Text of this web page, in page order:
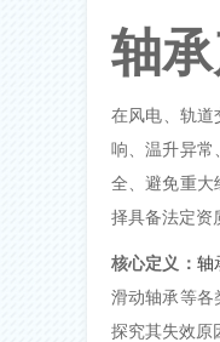
轴
在风电、轨道
响、温升异常
全、避免重大
择具备法定资
核心定义： 轴
滑动轴承等各
探究其失效原